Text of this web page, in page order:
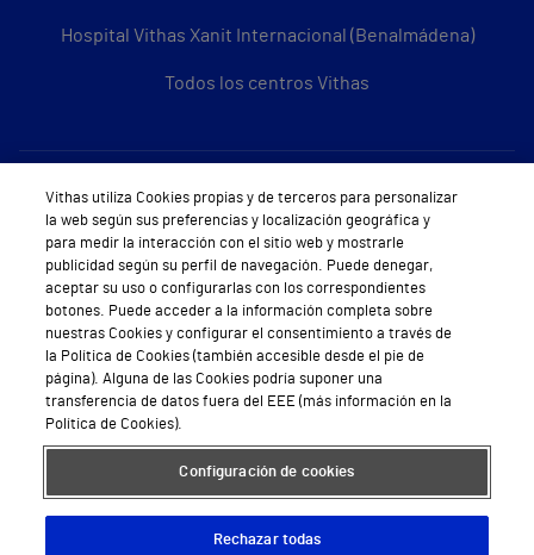
Hospital Vithas Xanit Internacional (Benalmádena)
Todos los centros Vithas
Sobre Vithas
Quiénes somos
Trabajar en Vithas
Teléfono Cita Médica
Teléfono Atención al Cliente
Política de seguridad y salud en el trabajo
Conoce a Supervita
Vithas utiliza Cookies propias y de terceros para personalizar
la web según sus preferencias y localización geográfica y
para medir la interacción con el sitio web y mostrarle
publicidad según su perfil de navegación. Puede denegar,
aceptar su uso o configurarlas con los correspondientes
botones. Puede acceder a la información completa sobre
nuestras Cookies y configurar el consentimiento a través de
la Política de Cookies (también accesible desde el pie de
página). Alguna de las Cookies podría suponer una
transferencia de datos fuera del EEE (más información en la
Política de Cookies).
Configuración de cookies
Rechazar todas